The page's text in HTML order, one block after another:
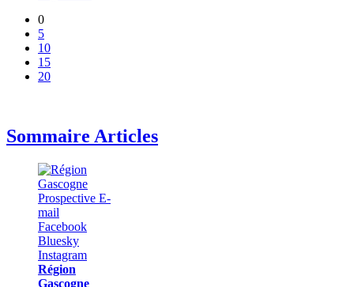
0
5
10
15
20
Sommaire Articles
Région
Gascogne